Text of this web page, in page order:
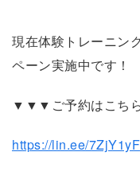
現在体験トレーニン
ペーン実施中です！
▼▼▼ご予約はこ
https://lin.ee/7ZjY1yF